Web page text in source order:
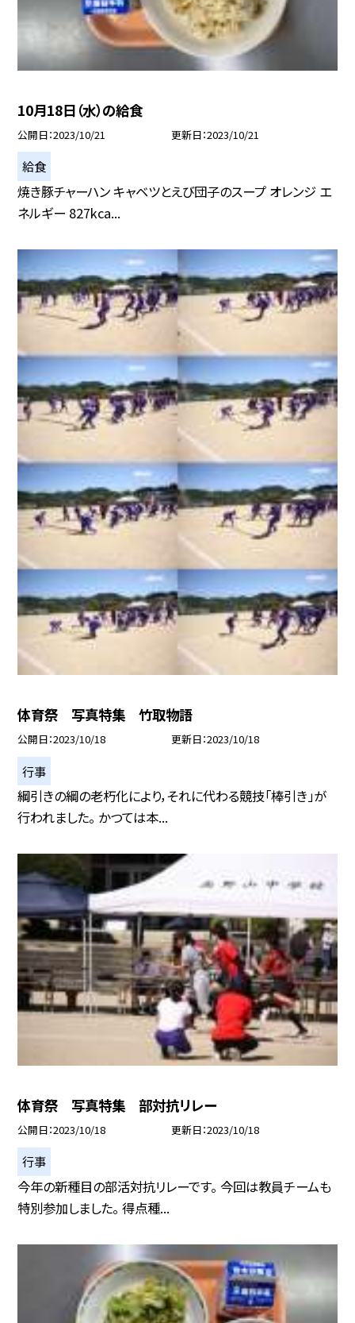
10月18日（水）の給食
公開日 2023/10/21 更新日 2023/10/21
給食
焼き豚チャーハン キャベツとえび団子のスープ オレンジ エ
ネルギー 827kca...
体育祭 写真特集 竹取物語
公開日 2023/10/18 更新日 2023/10/18
行事
綱引きの綱の老朽化により，それに代わる競技「棒引き」が
行われました。 かつては本...
体育祭 写真特集 部対抗リレー
公開日 2023/10/18 更新日 2023/10/18
行事
今年の新種目の部活対抗リレーです。 今回は教員チームも
特別参加しました。 得点種...